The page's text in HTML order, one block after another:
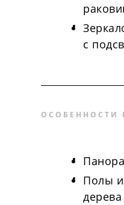
с
ОСОБЕННОСТИ
Полы
дерева